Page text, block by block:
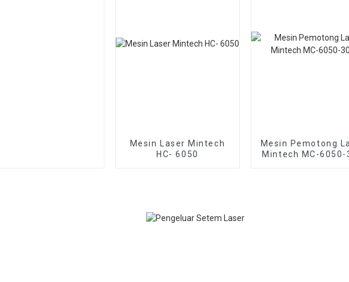
Mesin Laser Mintech
HC- 6050
Mesin Pemotong
Mintech MC-6050-